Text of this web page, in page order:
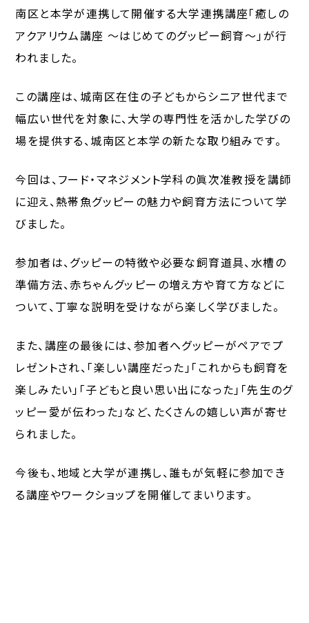
南区と本学が連携して開催する大学連携講座「癒しの
アクアリウム講座 ～はじめてのグッピー飼育～」が行
われました。
この講座は、城南区在住の子どもからシニア世代まで
幅広い世代を対象に、大学の専門性を活かした学びの
場を提供する、城南区と本学の新たな取り組みです。
今回は、フード・マネジメント学科の眞次准教授を講師
に迎え、熱帯魚グッピーの魅力や飼育方法について学
びました。
参加者は、グッピーの特徴や必要な飼育道具、水槽の
準備方法、赤ちゃんグッピーの増え方や育て方などに
ついて、丁寧な説明を受けながら楽しく学びました。
また、講座の最後には、参加者へグッピーがペアでプ
レゼントされ、「楽しい講座だった」「これからも飼育を
楽しみたい」「子どもと良い思い出になった」「先生のグ
ッピー愛が伝わった」など、たくさんの嬉しい声が寄せ
られました。
今後も、地域と大学が連携し、誰もが気軽に参加でき
る講座やワークショップを開催してまいります。